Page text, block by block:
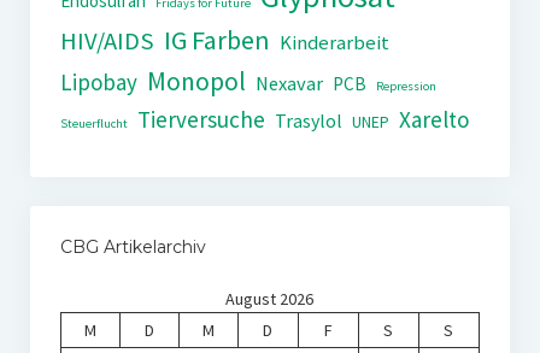
Fridays for Future
HIV/AIDS IG Farben Kinderarbeit
Lipobay Monopol Nexavar PCB Repression
Steuerflucht Tierversuche Trasylol UNEP Xarelto
CBG Artikelarchiv
August 2026
M
D M D F S
S